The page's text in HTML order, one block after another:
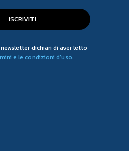
ISCRIVITI
dichiari di aver letto
e le condizioni d'uso.